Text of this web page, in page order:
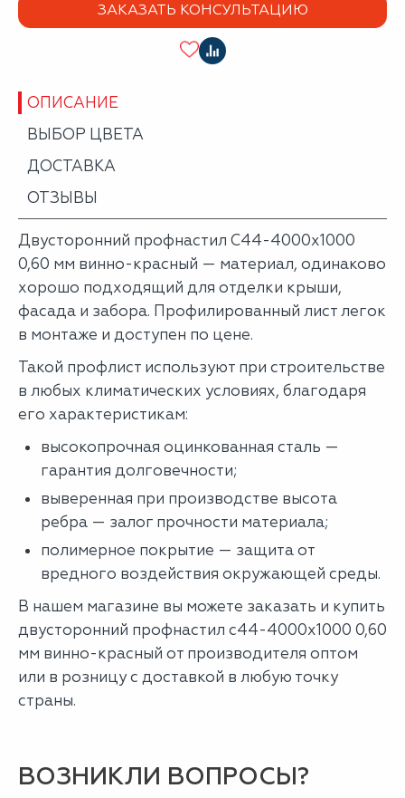
ЗАКАЗАТЬ КОНСУЛЬТАЦИЮ
ОПИСАНИЕ
ВЫБОР ЦВЕТА
ДОСТАВКА
ОТЗЫВЫ
Двусторонний профнастил С44-4000х1000
0,60 мм винно-красный — материал, одинаково
хорошо подходящий для отделки крыши,
фасада и забора. Профилированный лист легок
в монтаже и доступен по цене.
Такой профлист используют при строительстве
в любых климатических условиях, благодаря
его характеристикам:
высокопрочная оцинкованная сталь —
гарантия долговечности;
выверенная при производстве высота
ребра — залог прочности материала;
полимерное покрытие — защита от
вредного воздействия окружающей среды.
В нашем магазине вы можете заказать и купить
двусторонний профнастил с44-4000х1000 0,60
мм винно-красный от производителя оптом
или в розницу с доставкой в любую точку
страны.
ВОЗНИКЛИ ВОПРОСЫ?